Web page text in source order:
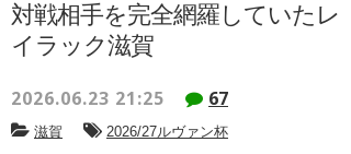
対戦相手を完全網羅していたレ
イラック滋賀
2026.06.23 21:25 67
滋賀 2026/27ルヴァン杯